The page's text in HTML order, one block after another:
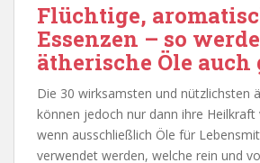
Flüchtige,
Essenzen – so
ätherische Öle
Die 30 wirksamsten und nützlichsten
können jedoch nur dann ihre
wenn ausschließlich Öle für
verwendet werden, welche rein und